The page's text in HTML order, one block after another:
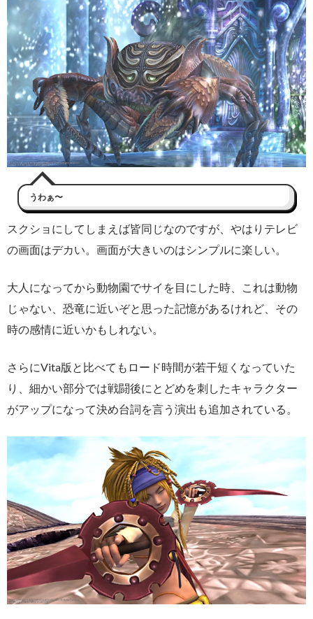
うわぁ〜
スクショにしてしまえば皆同じなのですが、やはりテレビ
の画面はデカい。画面が大きいのはシンプルに楽しい。
大人になってから動物園でサイを目にした時、これは動物
じゃない、恐竜に近いぞと思った記憶があるけれど、その
時の感情に近いかもしれない。
さらにVita版と比べてもロード時間が若干短くなっていた
り、細かい部分では戦闘後にとどめを刺したキャラクター
がアップになって決め台詞を言う演出も追加されている。